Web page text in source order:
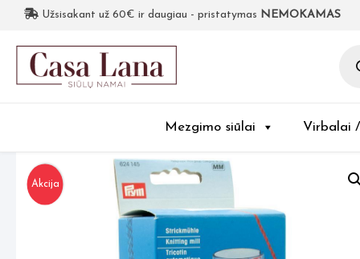
Užsisakant už 60€ ir daugiau - pristatymas NEMOKAMAS
Mezgimo siūlai Virbalai
Akcija